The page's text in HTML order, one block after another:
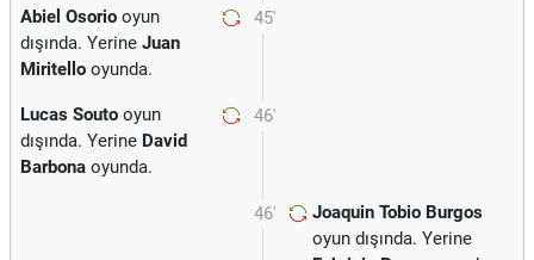
45'
Abiel Osorio oyun
dışında. Yerine Juan
Miritello oyunda.
46'
Lucas Souto oyun
dışında. Yerine David
Barbona oyunda.
46'
Joaquin Tobio Burgos
oyun dışında. Yerine